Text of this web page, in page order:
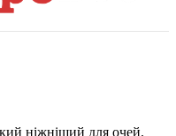
ніжніший для очей.